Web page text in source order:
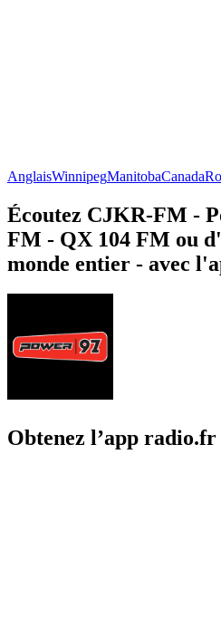
AnglaisWinnipegManitobaCanada
Écoutez CJKR-FM -
FM - QX 104 FM ou
monde entier - avec
Obtenez l’app